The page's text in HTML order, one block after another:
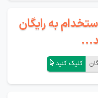
به رایگان
کلیک کنید